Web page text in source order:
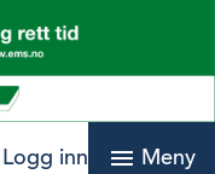
Logg inn menu Meny